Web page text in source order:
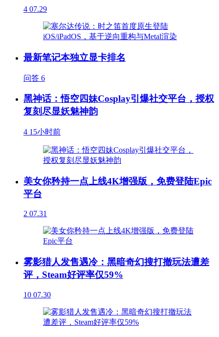
4 07.29
最新笔记本独立显卡排名
问答 6
黑神话：悟空四妹Cosplay引爆社交平台，授权
复刻尽显妖魅神韵
4 15小时前
美女你矜持一点上线4K增强版，免费登陆Epic
平台
2 07.31
雾影猎人发售遇冷：黑暗奇幻搜打撤玩法遭差
评，Steam好评率仅59%
10 07.30